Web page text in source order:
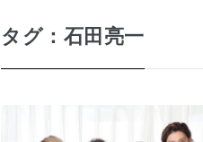
タグ：石田亮一